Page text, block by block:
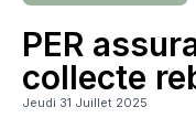
PER
collecte
Jeudi 31 Juillet 2025